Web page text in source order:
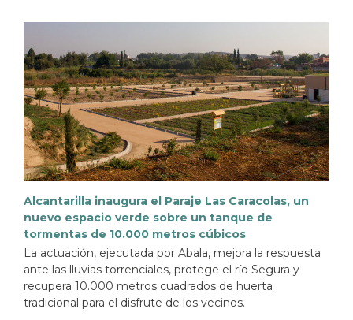
Alcantarilla inaugura el Paraje Las Caracolas, un
nuevo espacio verde sobre un tanque de
tormentas de 10.000 metros cúbicos
La actuación, ejecutada por Abala, mejora la respuesta
ante las lluvias torrenciales, protege el río Segura y
recupera 10.000 metros cuadrados de huerta
tradicional para el disfrute de los vecinos.